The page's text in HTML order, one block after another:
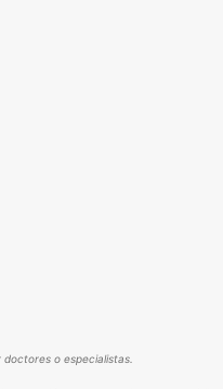
o especialistas.